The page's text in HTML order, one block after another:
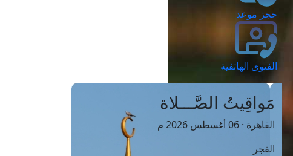
حجز موعد
الفتوى الهاتفية
مَواقِيتُ الصَّـــلاة
القاهرة · 06 أغسطس 2026 م
الفجر